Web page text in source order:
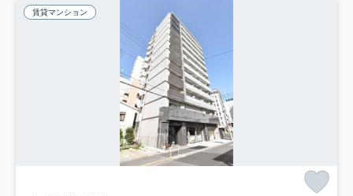
賃貸マンション